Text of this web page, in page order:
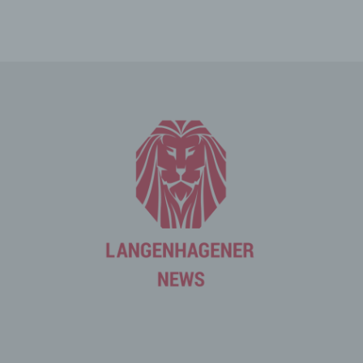
Internetbrowser oder andere Softwareprogramme
gelöscht werden. Dies ist in allen gängigen
Internetbrowsern möglich. Deaktiviert die betroffene
Person die Setzung von Cookies in dem genutzten
Internetbrowser, sind unter Umständen nicht alle
Funktionen unserer Internetseite vollumfänglich nutzbar.
Erfassung von allgemeinen Daten
und Informationen